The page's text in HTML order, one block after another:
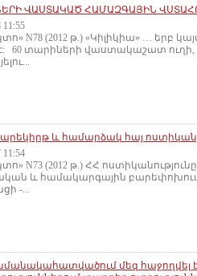
ՎԱՍՏԱԿԱԾ ՀԱՄԱԶԳԱՅԻՆ
11:55
N78 (2012 թ.) «Կիլիկիա» … երբ
60 տարիների վաստակաշատ ուղի,
և համարձակ հայ
11:54
N73 (2012 թ.) ՀՀ
և համակարգային
-...
մեզ